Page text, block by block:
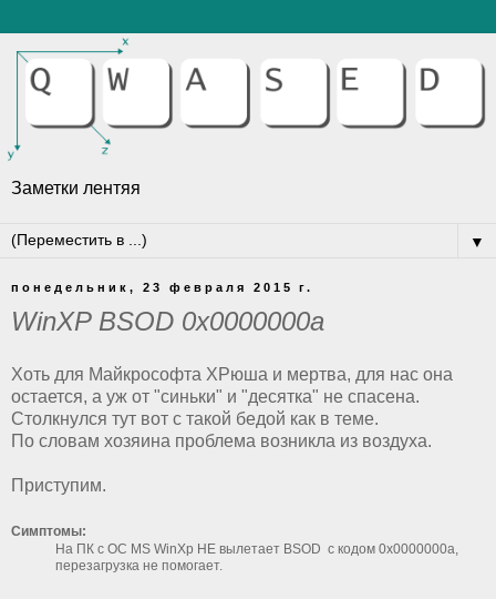
Заметки лентяя
▼
понедельник, 23 февраля 2015 г.
WinXP BSOD 0x0000000a
Хоть для Майкрософта ХРюша и мертва, для нас она
остается, а уж от "синьки" и "десятка" не спасена.
Столкнулся тут вот с такой бедой как в теме.
По словам хозяина проблема возникла из воздуха.
Приступим.
Симптомы:
На ПК с ОС MS WinXp HE вылетает BSOD с кодом 0x0000000a,
перезагрузка не помогает.